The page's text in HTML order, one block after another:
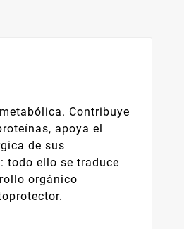
Contribuye
apoya el
de sus
todo ello se traduce
orgánico